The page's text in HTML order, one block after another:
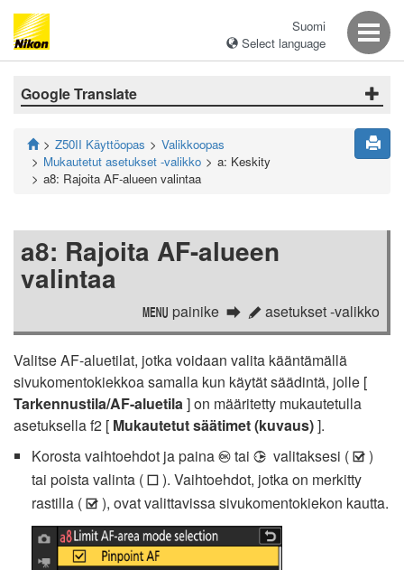
Suomi
Select language
Google Translate
Z50II Käyttöopas
Valikkoopas
Mukautetut asetukset -valikko
a: Keskity
a8: Rajoita AF-alueen valintaa
a8: Rajoita AF-alueen
valintaa
G painike A asetukset -valikko
Valitse AF-aluetilat, jotka voidaan valita kääntämällä
sivukomentokiekkoa samalla kun käytät säädintä, jolle [
Tarkennustila/AF-aluetila] on määritetty mukautetulla
asetuksella f2 [ Mukautetut säätimet (kuvaus)].
Korosta vaihtoehdot ja paina J tai 2 valitaksesi ( M )
tai poista valinta ( U ). Vaihtoehdot, jotka on merkitty
rastilla ( M ), ovat valittavissa sivukomentokiekon kautta.